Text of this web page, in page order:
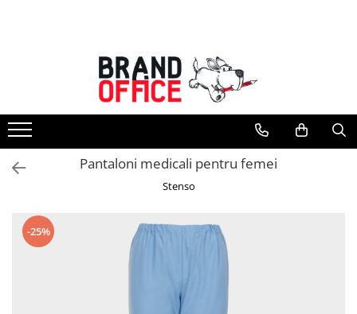
Unitate Protejata - PRODUCTIE
Hartie copiator si produse
tipografice
Produse consumabile din hartie
Detergenti si dezinfectanti
Saci menajeri (Unitate Protejata)
Agende, calendare si organizatoare
Agende personalizabile
Pantaloni medicali pentru femei
Stenso
-25%